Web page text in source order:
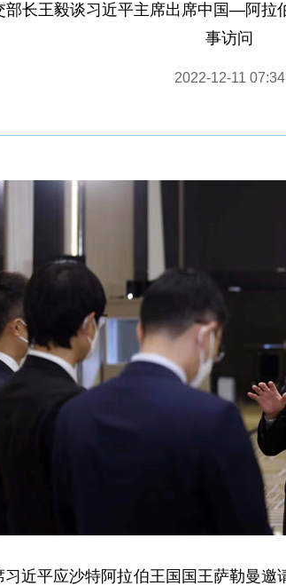
长王毅谈习近平主席出席中国—阿拉
事访问
2022-12-11 07:34
习近平应沙特阿拉伯王国国王萨勒曼